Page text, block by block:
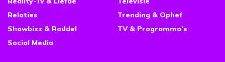
Relaties
Showbizz & Roddel
Social Media
Trending & Ophef
TV & Programma’s